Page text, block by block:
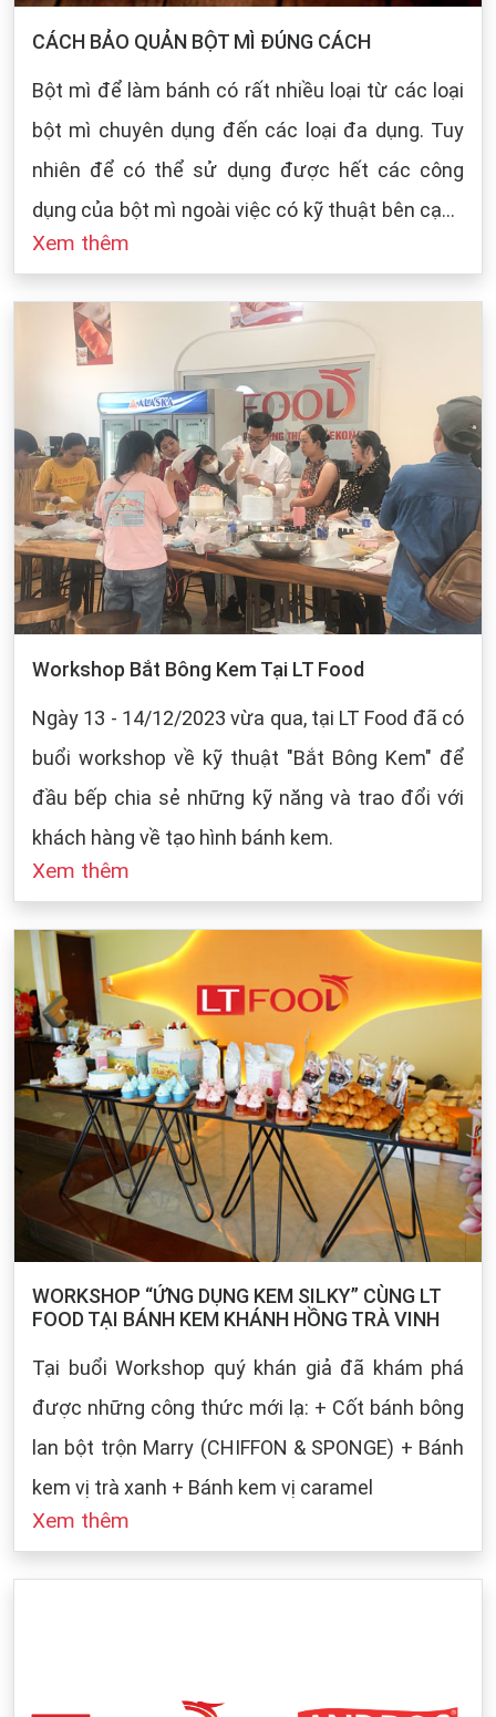
CÁCH BẢO QUẢN BỘT MÌ ĐÚNG CÁCH
Bột mì để làm bánh có rất nhiều loại từ các loại
bột mì chuyên dụng đến các loại đa dụng. Tuy
nhiên để có thể sử dụng được hết các công
dụng của bột mì ngoài việc có kỹ thuật bên cạnh
đó cũng dựa vào sự bảo quản của chúng ta khi
cách bảo quản chung cho các loại bột mì:
Xem thêm
Workshop Bắt Bông Kem Tại LT Food
Ngày 13 - 14/12/2023 vừa qua, tại LT Food đã có
buổi workshop về kỹ thuật "Bắt Bông Kem" để
đầu bếp chia sẻ những kỹ năng và trao đổi với
khách hàng về tạo hình bánh kem.
Xem thêm
WORKSHOP “ỨNG DỤNG KEM SILKY” CÙNG LT
FOOD TẠI BÁNH KEM KHÁNH HỒNG TRÀ VINH
Tại buổi Workshop quý khán giả đã khám phá
được những công thức mới lạ: + Cốt bánh bông
lan bột trộn Marry (CHIFFON & SPONGE) + Bánh
kem vị trà xanh + Bánh kem vị caramel
Xem thêm